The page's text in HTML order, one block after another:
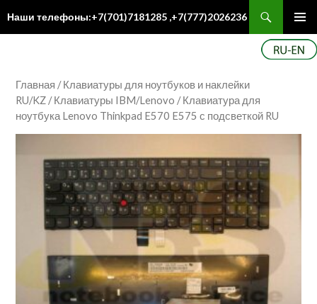
Наши телефоны:+7(701)7181285 ,+7(777)2026236
Главная /Клавиатуры для ноутбуков и наклейки
RU/KZ /Клавиатуры IBM/Lenovo / Клавиатура для
ноутбука Lenovo Thinkpad E570 E575 с подсветкой RU